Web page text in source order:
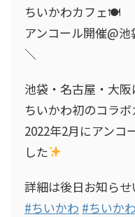
ちいかわカフェ🍽
アンコール開催@池
＼
池袋・名古屋・大
ちいかわ初のコラ
2022年2月にアンコ
した
詳細は後日お知ら
#ちいかわ #ちいか